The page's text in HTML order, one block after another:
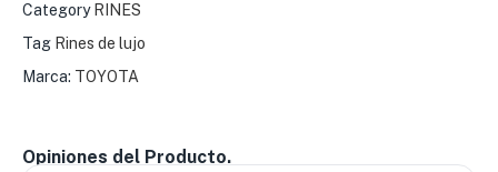
(ET) y centro (CB), lo que facilita su montaje en varios
modelos Toyota. Es una gran opción para quienes buscan
Category RINES
Tag Rines de lujo
Marca: TOYOTA
Opiniones del Producto.